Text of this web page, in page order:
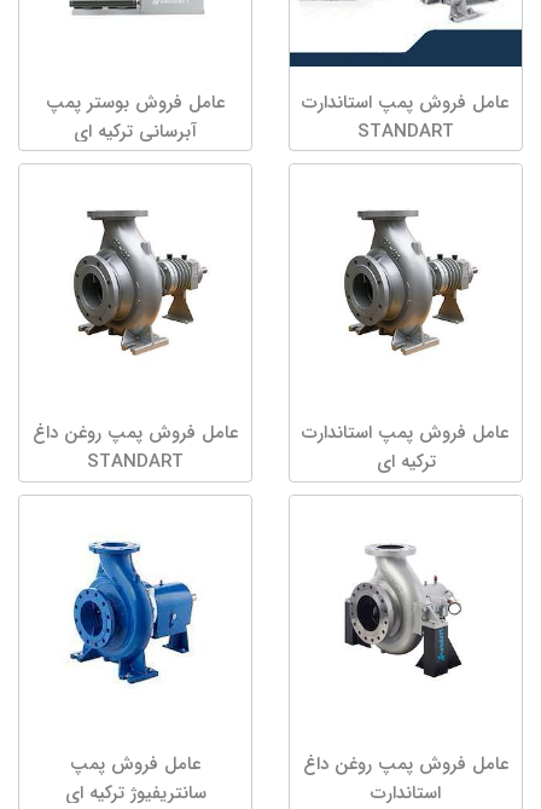
عامل فروش پمپ استاندارت
STANDART
عامل فروش بوستر پمپ
آبرسانی ترکیه ای
عامل فروش پمپ استاندارت
ترکیه ای
عامل فروش پمپ روغن داغ
STANDART
عامل فروش پمپ روغن داغ
استاندارت
عامل فروش پمپ
سانتریفیوژ ترکیه ای